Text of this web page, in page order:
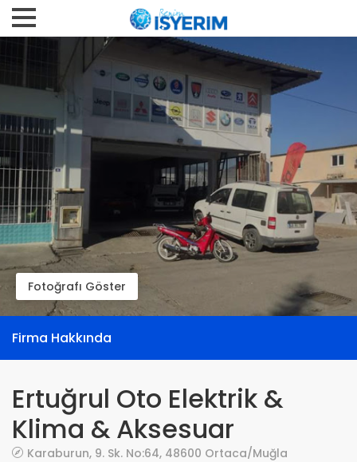
Fotoğrafı Göster
Firma Hakkında
Ertuğrul Oto Elektrik &
Klima & Aksesuar
Karaburun, 9. Sk. No:64, 48600 Ortaca/Muğla